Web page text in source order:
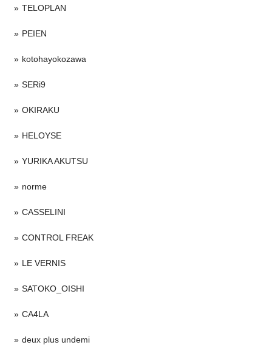
TELOPLAN
PEIEN
kotohayokozawa
SERi9
OKIRAKU
HELOYSE
YURIKA AKUTSU
norme
CASSELINI
CONTROL FREAK
LE VERNIS
SATOKO_OISHI
CA4LA
deux plus undemi